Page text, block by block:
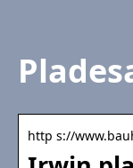
http s://